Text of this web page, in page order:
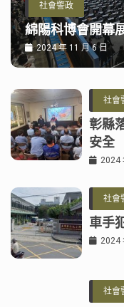
社會警政
綿陽科博會開幕
2024 年 11 月 6 日
社會
彰縣
安全
2024
社會
車手
2024
社會